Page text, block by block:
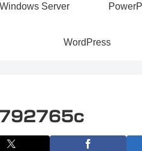
Windows Server
WordPress